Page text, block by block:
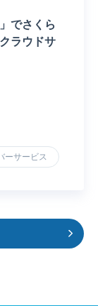
でさくら
ラウドサ
ーサービス